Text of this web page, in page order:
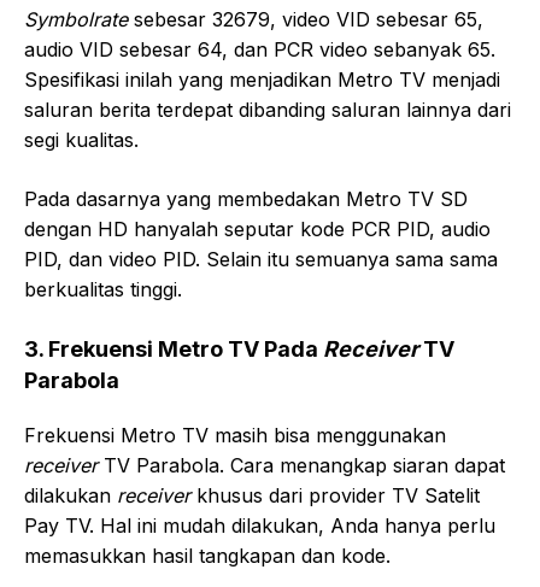
Symbolratesebesar 32679, video VID sebesar 65,
audio VID sebesar 64, dan PCR video sebanyak 65.
Spesifikasi inilah yang menjadikan Metro TV menjadi
saluran berita terdepat dibanding saluran lainnya dari
segi kualitas.
Pada dasarnya yang membedakan Metro TV SD
dengan HD hanyalah seputar kode PCR PID, audio
PID, dan video PID. Selain itu semuanya sama sama
berkualitas tinggi.
3. Frekuensi Metro TV Pada ReceiverTV
Parabola
Frekuensi Metro TV masih bisa menggunakan
receiverTV Parabola. Cara menangkap siaran dapat
dilakukan receiverkhusus dari provider TV Satelit
Pay TV. Hal ini mudah dilakukan, Anda hanya perlu
memasukkan hasil tangkapan dan kode.